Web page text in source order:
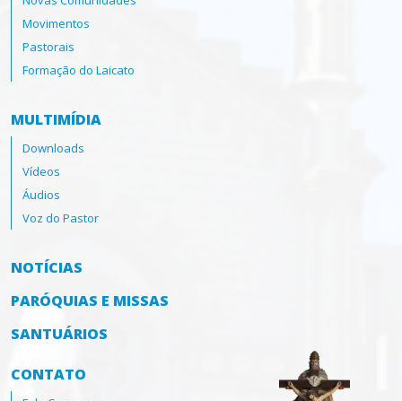
Movimentos
Pastorais
Formação do Laicato
MULTIMÍDIA
Downloads
Vídeos
Áudios
Voz do Pastor
NOTÍCIAS
PARÓQUIAS E MISSAS
SANTUÁRIOS
CONTATO